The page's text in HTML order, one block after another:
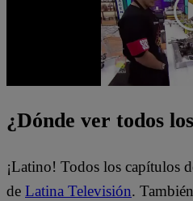
¿Dónde ver todos
¡Latino! Todos los capítulos
de Latina Televisión.